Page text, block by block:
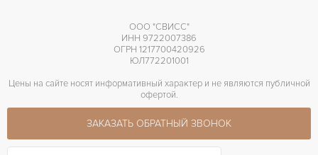
ООО "СВИСС"
ИНН 9722007386
ОГРН 1217700420926
ЮЛ772201001
Цены на сайте носят информативный характер и не являются публичной
офертой.
ЗАКАЗАТЬ ОБРАТНЫЙ ЗВОНОК